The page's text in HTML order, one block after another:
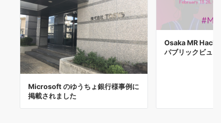
Microsoft のゆうちょ銀行様事例に
掲載されました
Osaka MR
パブリックビュ